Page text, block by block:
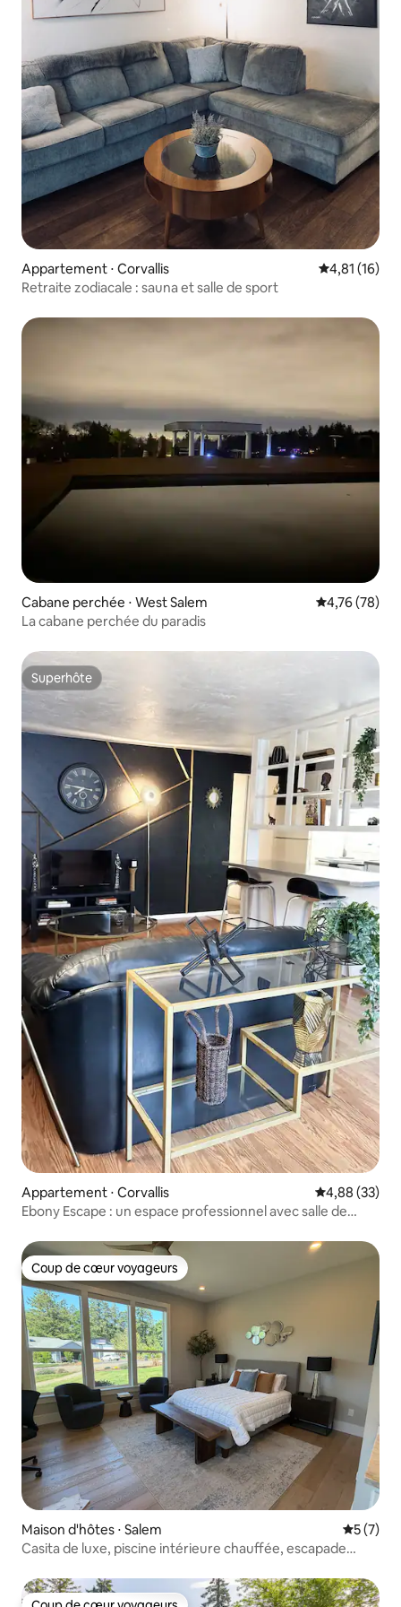
Appartement ⋅ Corvallis Évaluation
4,81 (16)
Retraite zodiacale : sauna et salle de sport
Cabane perchée ⋅ West Salem Évaluation
4,76 (78)
La cabane perchée du paradis
Superhôte
Superhôte
Appartement ⋅ Corvallis Évaluation
4,88 (33)
Ebony Escape : un espace professionnel avec salle de
Coup de cœur voyageurs
Coup de cœur voyageurs
Maison d'hôtes ⋅ Salem
5 (7)
Casita de luxe, piscine intérieure chauffée, escapade